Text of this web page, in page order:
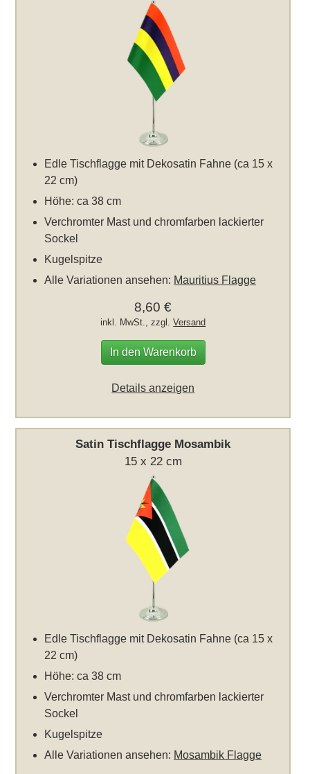
Edle Tischflagge mit Dekosatin Fahne (ca 15 x
22 cm)
Höhe: ca 38 cm
Verchromter Mast und chromfarben lackierter
Sockel
Kugelspitze
Alle Variationen ansehen: Mauritius Flagge
8,60 €
inkl. MwSt., zzgl.Versand
In den Warenkorb
Details anzeigen
Satin Tischflagge Mosambik
15 x 22 cm
Edle Tischflagge mit Dekosatin Fahne (ca 15 x
22 cm)
Höhe: ca 38 cm
Verchromter Mast und chromfarben lackierter
Sockel
Kugelspitze
Alle Variationen ansehen: Mosambik Flagge